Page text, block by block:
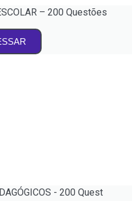
– 200 Questões
- 200 Quest